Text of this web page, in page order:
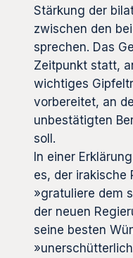
Stärkung der
zwischen den
sprechen. Das
Zeitpunkt statt,
wichtiges
vorbereitet, an
unbestätigten
soll.
In einer
es, der irakische
»gratuliere dem
der neuen
seine besten